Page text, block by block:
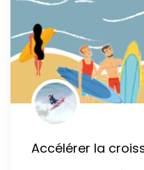
Accélérer la